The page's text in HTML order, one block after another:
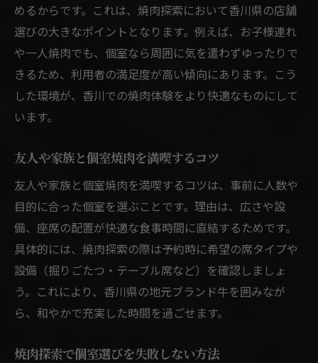
めるからです。これは、焼肉探索において香川県の店舗
選びの大きなポイントとなります。例えば、お子様連れ
や一人焼肉でも、個室なら周囲に気を遣わずゆったりで
きるため、利用者の満足度が高い傾向にあります。こう
した環境が、香川での焼肉体験をより快適なものにして
います。
友人や家族と個室焼肉を満喫するコツ
友人や家族と個室焼肉を満喫するコツは、事前に人数や
目的に合った個室を選ぶことです。理由は、広さや設
備、座席の配置が快適な食事時間に直結するためです。
具体的には、焼肉探索の際は予約時に希望の席タイプや
設備（掘りごたつ・テーブル席など）を確認しましょ
う。これにより、香川県の地元ブランド牛を囲みなが
ら、和やかで充実した時間を過ごせます。
焼肉探索で個室選びを失敗しない方法